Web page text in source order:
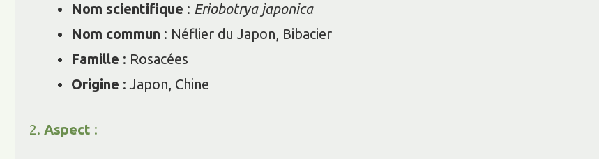
Nom scientifique : Eriobotrya japonica
Nom commun : Néflier du Japon, Bibacier
Famille : Rosacées
Origine : Japon, Chine
2. Aspect :